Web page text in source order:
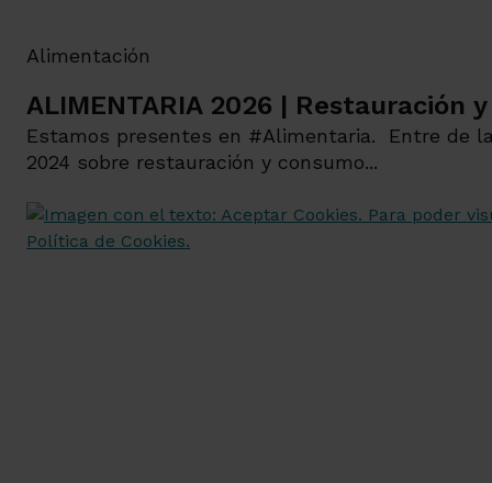
Alimentación
ALIMENTARIA 2026 | Restauración
Estamos presentes en #Alimentaria. Entre de
2024 sobre restauración y consumo...